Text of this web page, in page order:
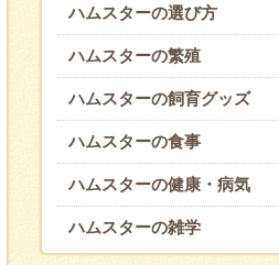
ハムスターの選び方
ハムスターの繁殖
ハムスターの飼育グッズ
ハムスターの食事
ハムスターの健康・病気
ハムスターの雑学